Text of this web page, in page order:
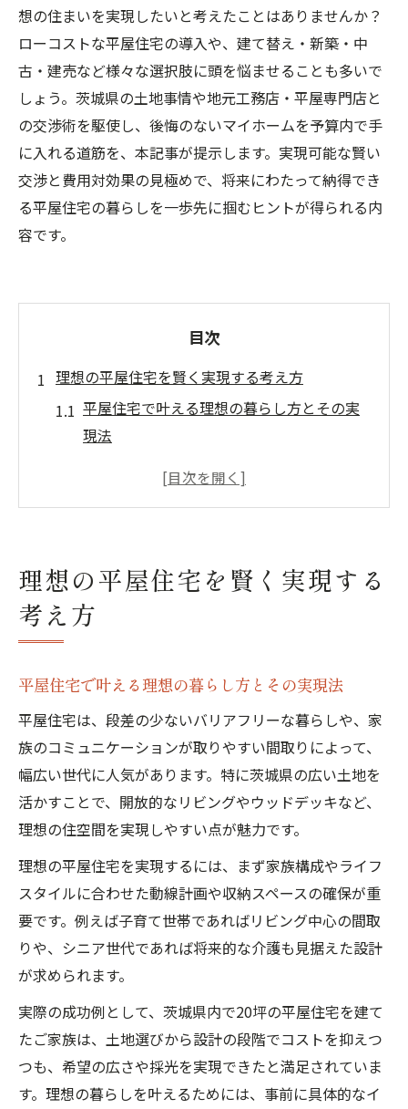
想の住まいを実現したいと考えたことはありませんか？
ローコストな平屋住宅の導入や、建て替え・新築・中
古・建売など様々な選択肢に頭を悩ませることも多いで
しょう。茨城県の土地事情や地元工務店・平屋専門店と
の交渉術を駆使し、後悔のないマイホームを予算内で手
に入れる道筋を、本記事が提示します。実現可能な賢い
交渉と費用対効果の見極めで、将来にわたって納得でき
る平屋住宅の暮らしを一歩先に掴むヒントが得られる内
容です。
目次
理想の平屋住宅を賢く実現する考え方
平屋住宅で叶える理想の暮らし方とその実
現法
茨城県で平屋住宅を選ぶ際の本質的なポイ
茨城県の土地事情に合う平屋住宅の特徴と
は
コストを抑えた平屋住宅で叶える家づくり
平屋住宅の建築コストを下げる具体的な方
ローコスト平屋住宅の選び方と費用対効果
の秘訣
茨城県で平屋住宅を安く建てるための工夫
平屋住宅の坪単価とコスト削減の実例紹介
中古や建売の平屋住宅のコストメリット比
較
平屋住宅選びで見逃せない交渉のコツ
平屋住宅の価格交渉で重視すべきポイント
茨城県の工務店と平屋住宅を交渉する極意
標準仕様で交渉余地が生まれる平屋住宅の
条件
平屋住宅の見積もり比較で得するコツとは
ローコスト平屋住宅の値引き交渉成功事例
理想の平屋住宅を賢く実現する
考え方
平屋住宅で叶える理想の暮らし方とその実現法
平屋住宅は、段差の少ないバリアフリーな暮らしや、家
族のコミュニケーションが取りやすい間取りによって、
幅広い世代に人気があります。特に茨城県の広い土地を
活かすことで、開放的なリビングやウッドデッキなど、
理想の住空間を実現しやすい点が魅力です。
理想の平屋住宅を実現するには、まず家族構成やライフ
スタイルに合わせた動線計画や収納スペースの確保が重
要です。例えば子育て世帯であればリビング中心の間取
りや、シニア世代であれば将来的な介護も見据えた設計
が求められます。
実際の成功例として、茨城県内で20坪の平屋住宅を建て
たご家族は、土地選びから設計の段階でコストを抑えつ
つも、希望の広さや採光を実現できたと満足されていま
す。理想の暮らしを叶えるためには、事前に具体的なイ